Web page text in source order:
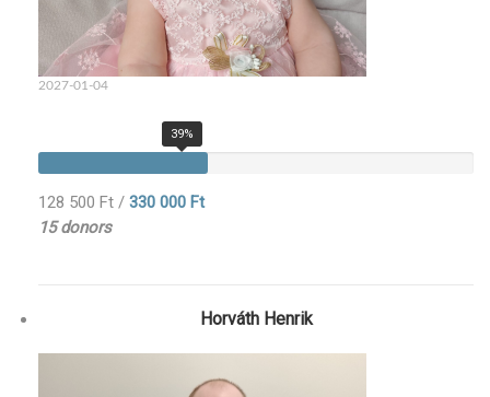
2027-01-04
39%
128 500 Ft / 330 000 Ft
15 donors
Horváth Henrik